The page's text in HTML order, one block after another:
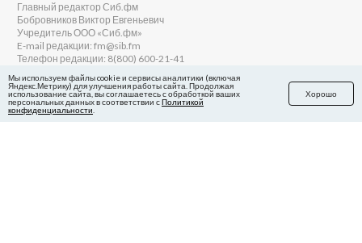
Главный редактор Сиб.фм
Бобровников Виктор Евгеньевич
Учредитель ООО «Сиб.фм»
E-mail редакции: fm@sib.fm
Телефон редакции: 8(800) 600-21-41
Сайт разработан и поддерживается Технодзен
Мы используем файлы cookie и сервисы аналитики (включая
Яндекс.Метрику) для улучшения работы сайта. Продолжая
использование сайта, вы соглашаетесь с обработкой ваших
персональных данных в соответствии сПолитикой
конфиденциальности
Хорошо